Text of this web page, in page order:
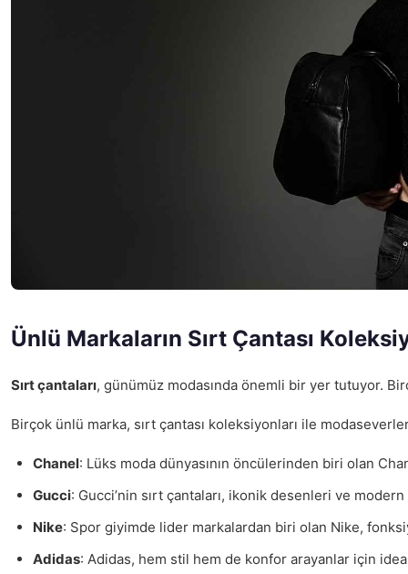
Ünlü Markaların Sırt Çantası
Sırt çantaları, günümüz modasında önemli bir yer tutuyor.
Birçok ünlü marka, sırt çantası koleksiyonları ile
Chanel: Lüks moda dünyasının öncülerinden biri olan
Gucci: Gucci’nin sırt çantaları, ikonik desenleri ve
Nike: Spor giyimde lider markalardan biri olan Nike,
Adidas: Adidas, hem stil hem de konfor arayanlar için